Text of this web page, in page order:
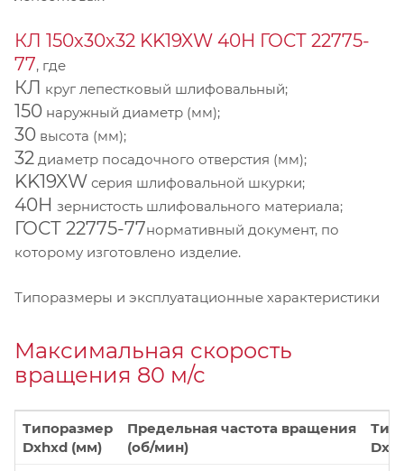
КЛ 150х30х32 KK19XW 40Н ГОСТ 22775-
77, где
КЛ круг лепестковый шлифовальный;
150 наружный диаметр (мм);
30 высота (мм);
32 диаметр посадочного отверстия (мм);
KK19XW серия шлифовальной шкурки;
40Н зернистость шлифовального материала;
ГОСТ 22775-77нормативный документ, по
которому изготовлено изделие.
Типоразмеры и эксплуатационные характеристики
Максимальная скорость
вращения 80 м/с
Типоразмер
Dxhxd (мм)
Предельная частота вращения
(об/мин)